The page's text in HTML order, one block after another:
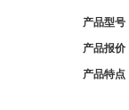
产品型号
产品报价
产品特点